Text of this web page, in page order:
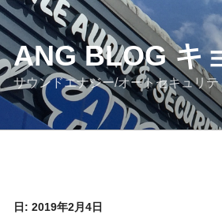
ANG BLOG キ
サウンドエナジー/オートセキュリ
日: 2019年2月4日